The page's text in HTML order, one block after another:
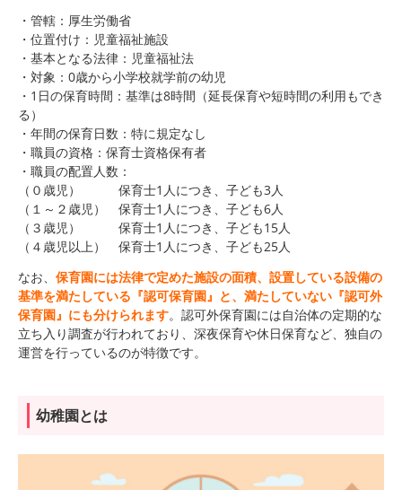
・管轄：厚生労働省
・位置付け：児童福祉施設
・基本となる法律：児童福祉法
・対象：0歳から小学校就学前の幼児
・1日の保育時間：基準は8時間（延長保育や短時間の利用もでき
る）
・年間の保育日数：特に規定なし
・職員の資格：保育士資格保有者
・職員の配置人数：
（０歳児） 保育士1人につき、子ども3人
（１～２歳児） 保育士1人につき、子ども6人
（３歳児） 保育士1人につき、子ども15人
（４歳児以上） 保育士1人につき、子ども25人
なお、 保育園には法律で定めた施設の面積、設置している設備の
基準を満たしている『認可保育園』と、満たしていない『認可外
保育園』にも分けられます。認可外保育園には自治体の定期的な
立ち入り調査が行われており、深夜保育や休日保育など、独自の
運営を行っているのが特徴です。
幼稚園とは